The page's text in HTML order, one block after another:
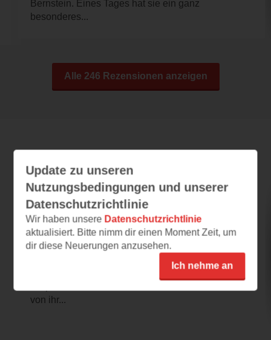
Bernstein. Eines Tages hat sie ein ganz
besonderes...
Alle 246 Rezensionen anzeigen
Der geheime Apfelgarten: Getrennte
Welten
20.07.2026 – 09:01
von ihr...
Update zu unseren
Nutzungsbedingungen und unserer
Datenschutzrichtlinie
Wir haben unsere Datenschutzrichtlinie
aktualisiert. Bitte nimm dir einen Moment Zeit, um
dir diese Neuerungen anzusehen.
Ich nehme an